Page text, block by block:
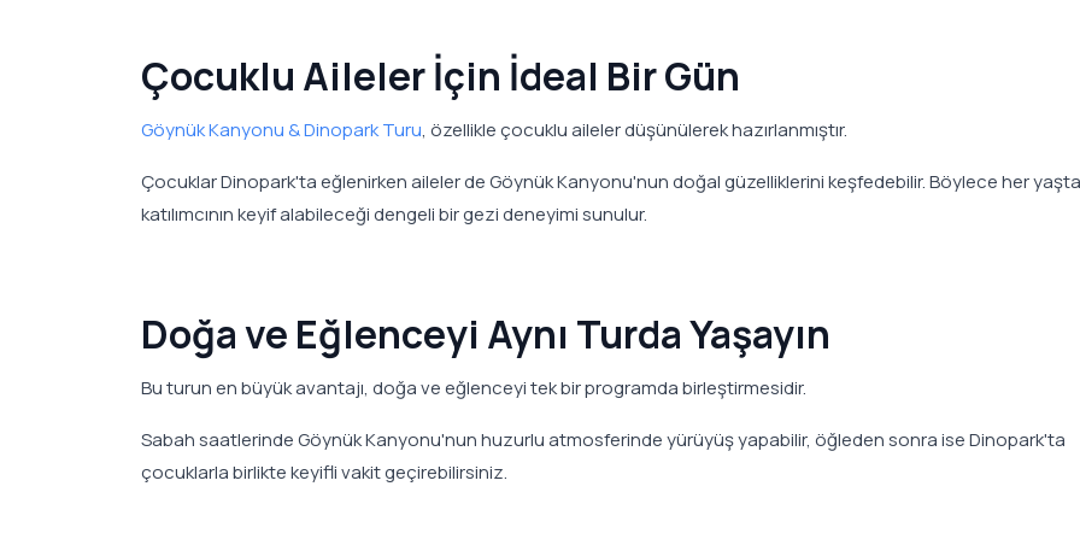
Çocuklu Aileler İçin İdeal Bir Gün
Göynük Kanyonu & Dinopark Turu, özellikle çocuklu aileler düşünülerek hazırlanmıştır.
Çocuklar Dinopark'ta eğlenirken aileler de Göynük Kanyonu'nun doğal güzelliklerini keşfedebilir. Böylece her
katılımcının keyif alabileceği dengeli bir gezi deneyimi sunulur.
Doğa ve Eğlenceyi Aynı Turda Yaşayın
Bu turun en büyük avantajı, doğa ve eğlenceyi tek bir programda birleştirmesidir.
Sabah saatlerinde Göynük Kanyonu'nun huzurlu atmosferinde yürüyüş yapabilir, öğleden sonra ise Dinopark'ta
çocuklarla birlikte keyifli vakit geçirebilirsiniz.